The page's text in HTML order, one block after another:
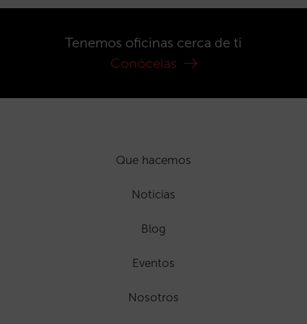
Tenemos oficinas cerca de ti
Conócelas
Que hacemos
Noticias
Blog
Eventos
Nosotros